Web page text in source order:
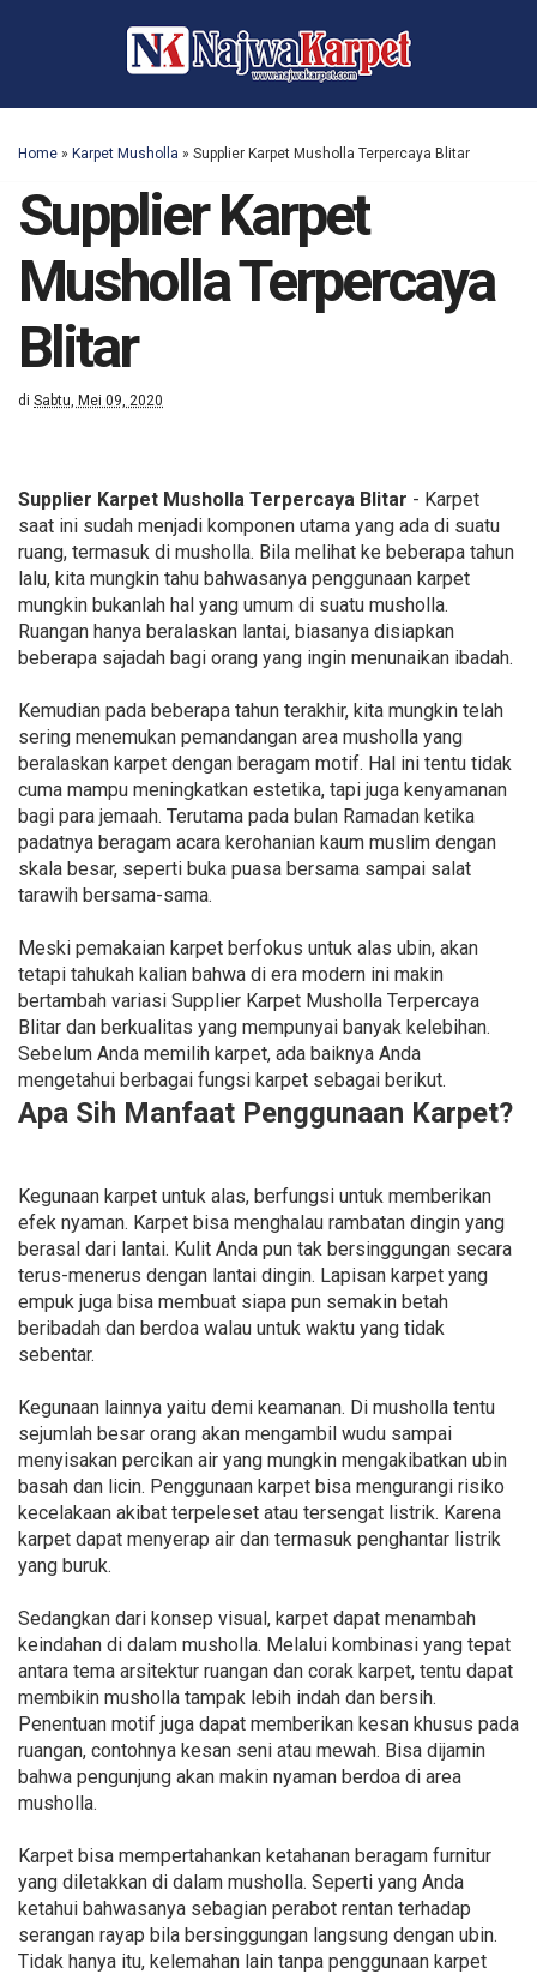
Home » Karpet Musholla » Supplier Karpet Musholla Terpercaya Blitar
Supplier Karpet
Musholla Terpercaya
Blitar
di Sabtu, Mei 09, 2020
Supplier Karpet Musholla Terpercaya Blitar - Karpet
saat ini sudah menjadi komponen utama yang ada di suatu
ruang, termasuk di musholla. Bila melihat ke beberapa tahun
lalu, kita mungkin tahu bahwasanya penggunaan karpet
mungkin bukanlah hal yang umum di suatu musholla.
Ruangan hanya beralaskan lantai, biasanya disiapkan
beberapa sajadah bagi orang yang ingin menunaikan ibadah.
Kemudian pada beberapa tahun terakhir, kita mungkin telah
sering menemukan pemandangan area musholla yang
beralaskan karpet dengan beragam motif. Hal ini tentu tidak
cuma mampu meningkatkan estetika, tapi juga kenyamanan
bagi para jemaah. Terutama pada bulan Ramadan ketika
padatnya beragam acara kerohanian kaum muslim dengan
skala besar, seperti buka puasa bersama sampai salat
tarawih bersama-sama.
Meski pemakaian karpet berfokus untuk alas ubin, akan
tetapi tahukah kalian bahwa di era modern ini makin
bertambah variasi Supplier Karpet Musholla Terpercaya
Blitar dan berkualitas yang mempunyai banyak kelebihan.
Sebelum Anda memilih karpet, ada baiknya Anda
mengetahui berbagai fungsi karpet sebagai berikut.
Apa Sih Manfaat Penggunaan Karpet?
Kegunaan karpet untuk alas, berfungsi untuk memberikan
efek nyaman. Karpet bisa menghalau rambatan dingin yang
berasal dari lantai. Kulit Anda pun tak bersinggungan secara
terus-menerus dengan lantai dingin. Lapisan karpet yang
empuk juga bisa membuat siapa pun semakin betah
beribadah dan berdoa walau untuk waktu yang tidak
sebentar.
Kegunaan lainnya yaitu demi keamanan. Di musholla tentu
sejumlah besar orang akan mengambil wudu sampai
menyisakan percikan air yang mungkin mengakibatkan ubin
basah dan licin. Penggunaan karpet bisa mengurangi risiko
kecelakaan akibat terpeleset atau tersengat listrik. Karena
karpet dapat menyerap air dan termasuk penghantar listrik
yang buruk.
Sedangkan dari konsep visual, karpet dapat menambah
keindahan di dalam musholla. Melalui kombinasi yang tepat
antara tema arsitektur ruangan dan corak karpet, tentu dapat
membikin musholla tampak lebih indah dan bersih.
Penentuan motif juga dapat memberikan kesan khusus pada
ruangan, contohnya kesan seni atau mewah. Bisa dijamin
bahwa pengunjung akan makin nyaman berdoa di area
musholla.
Karpet bisa mempertahankan ketahanan beragam furnitur
yang diletakkan di dalam musholla. Seperti yang Anda
ketahui bahwasanya sebagian perabot rentan terhadap
serangan rayap bila bersinggungan langsung dengan ubin.
Tidak hanya itu, kelemahan lain tanpa penggunaan karpet